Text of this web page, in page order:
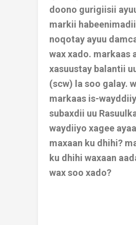
doono gurigiisii
markii
noqotay ayuu
wax xado. markaas
xasuustay balantii
(scw) la soo galay.
markaas is-
subaxdii uu
waydiiyo xagee
maxaan ku dhihi?
ku dhihi waxaan
wax soo xado?